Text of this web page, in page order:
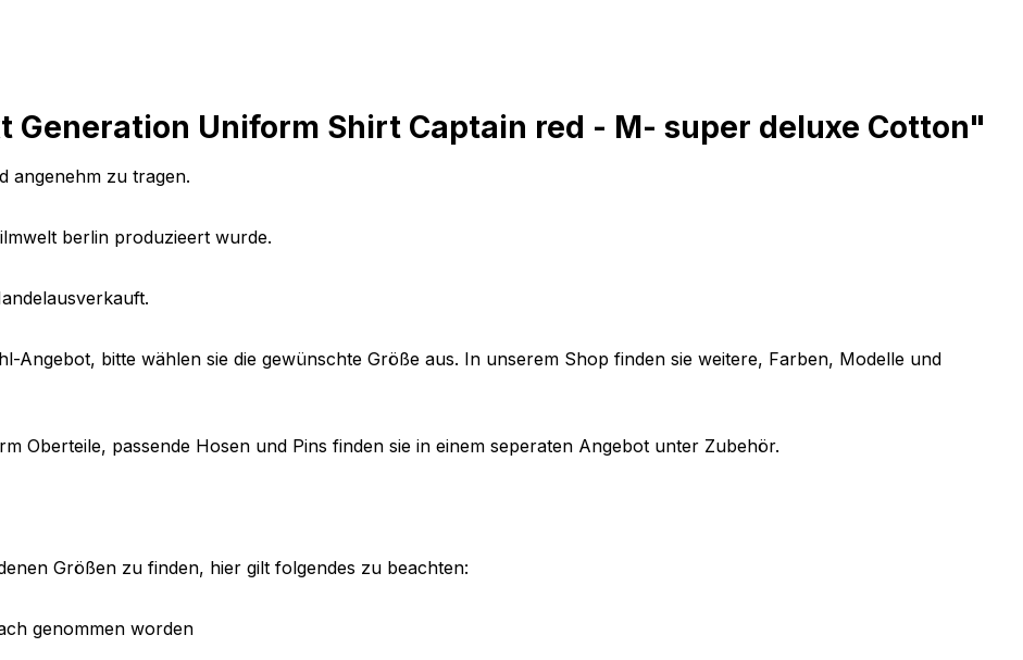
Uniform Shirt Captain red - M- super deluxe Cotton"
angenehm zu tragen.
berlin produzieert wurde.
Angebot, bitte wählen sie die gewünschte Größe aus. In unserem Shop finden sie weitere, Farben, Modelle und
Oberteile, passende Hosen und Pins finden sie in einem seperaten Angebot unter Zubehör.
Größen zu finden, hier gilt folgendes zu beachten:
genommen worden